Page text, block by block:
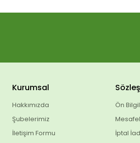
Kurumsal
Hakkımızda
Şubelerimiz
İletişim Formu
Ön
İptal